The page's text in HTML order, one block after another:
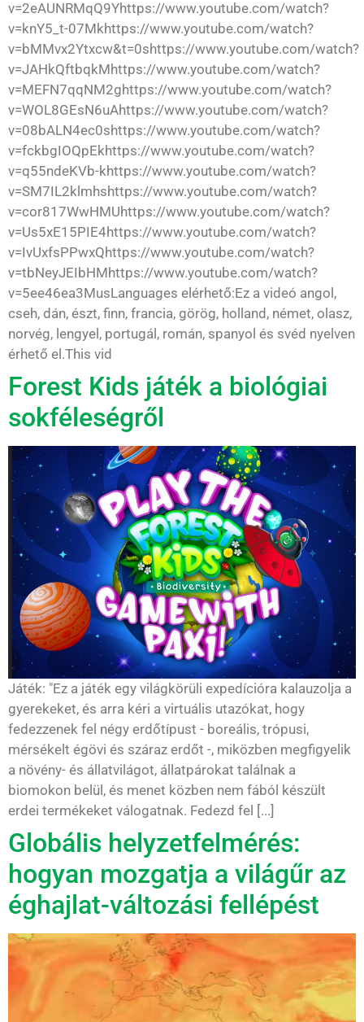
v=2eAUNRMqQ9Yhttps://www.youtube.com/watch?
v=knY5_t-07Mkhttps://www.youtube.com/watch?
v=bMMvx2Ytxcw&t=0shttps://www.youtube.com/watch?
v=JAHkQftbqkMhttps://www.youtube.com/watch?
v=MEFN7qqNM2ghttps://www.youtube.com/watch?
v=WOL8GEsN6uAhttps://www.youtube.com/watch?
v=08bALN4ec0shttps://www.youtube.com/watch?
v=fckbgIOQpEkhttps://www.youtube.com/watch?
v=q55ndeKVb-khttps://www.youtube.com/watch?
v=SM7IL2klmhshttps://www.youtube.com/watch?
v=cor817WwHMUhttps://www.youtube.com/watch?
v=Us5xE15PIE4https://www.youtube.com/watch?
v=IvUxfsPPwxQhttps://www.youtube.com/watch?
v=tbNeyJEIbHMhttps://www.youtube.com/watch?
v=5ee46ea3MusLanguages elérhető:Ez a videó angol,
cseh, dán, észt, finn, francia, görög, holland, német, olasz,
norvég, lengyel, portugál, román, spanyol és svéd nyelven
érhető el.This vid
Forest Kids játék a biológiai
sokféleségről
Játék: "Ez a játék egy világkörüli expedícióra kalauzolja a
gyerekeket, és arra kéri a virtuális utazókat, hogy
fedezzenek fel négy erdőtípust - boreális, trópusi,
mérsékelt égövi és száraz erdőt -, miközben megfigyelik
a növény- és állatvilágot, állatpárokat találnak a
biomokon belül, és menet közben nem fából készült
erdei termékeket válogatnak. Fedezd fel [...]
Globális helyzetfelmérés:
hogyan mozgatja a világűr az
éghajlat-változási fellépést